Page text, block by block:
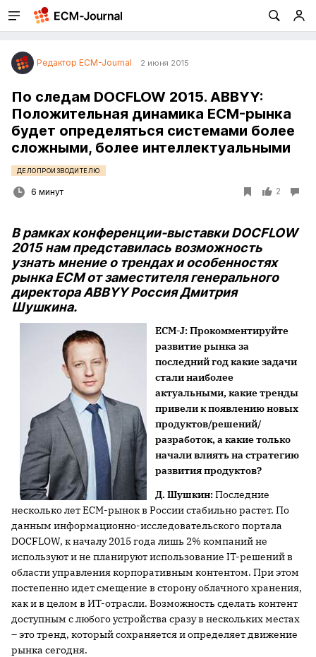
Редактор ECM-Journal 2 июня 2015
По следам DOCFLOW 2015. ABBYY:
Положительная динамика ECM-рынка
будет определяться системами более
сложными, более интеллектуальными
ДЕЛОПРОИЗВОДИТЕЛЮ
6 минут 2
В рамках конференции-выставки DOCFLOW
2015 нам представилась возможность
узнать мнение о трендах и особенностях
рынка ECM отзаместителя генерального
директора ABBYY Россия Дмитрия
Шушкина.
ECM-J: Прокомментируйте
развитие рынка за
последний год какие задачи
стали наиболее
актуальными, какие тренды
привели к появлению новых
продуктов/решений/
разработок, а какие только
начали влиять на стратегию
развития продуктов?
Д. Шушкин:Последние
несколько лет ECM-рынок в России стабильно растет. По
данным информационно-исследовательского портала
DOCFLOW, к началу 2015 года лишь 2% компаний не
используют и не планируют использование IT-решений в
области управления корпоративным контентом. При этом
постепенно идет смещение в сторону облачного хранения,
как и в целом в ИТ-отрасли. Возможность сделать контент
доступным с любого устройства сразу в нескольких местах
– это тренд, который сохраняется и определяет движение
рынка сегодня.